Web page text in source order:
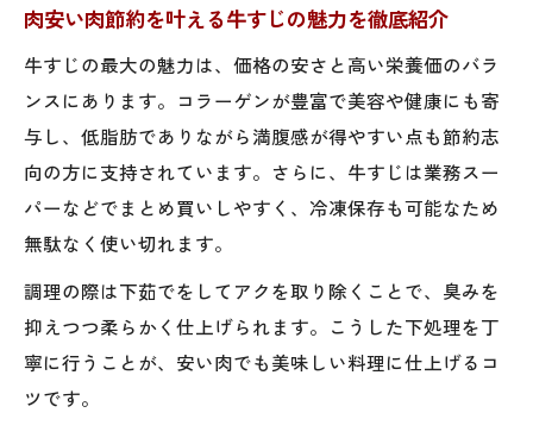
肉安い肉節約を叶える牛すじの魅力を徹底紹介
牛すじの最大の魅力は、価格の安さと高い栄養価のバラ
ンスにあります。コラーゲンが豊富で美容や健康にも寄
与し、低脂肪でありながら満腹感が得やすい点も節約志
向の方に支持されています。さらに、牛すじは業務スー
パーなどでまとめ買いしやすく、冷凍保存も可能なため
無駄なく使い切れます。
調理の際は下茹でをしてアクを取り除くことで、臭みを
抑えつつ柔らかく仕上げられます。こうした下処理を丁
寧に行うことが、安い肉でも美味しい料理に仕上げるコ
ツです。